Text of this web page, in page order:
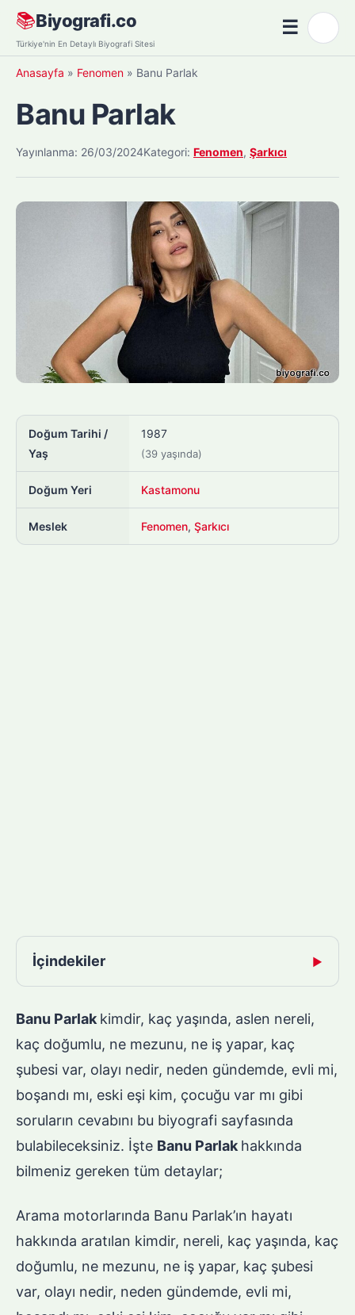
Skip
content
📚Biyografi.co
Türkiye'nin En Detaylı Biyografi Sitesi
☰Menü
Anasayfa » Fenomen » Banu Parlak
Banu Parlak
Yayınlanma: 26/03/2024Kategori: Fenomen, Şarkıcı
Doğum Tarihi /
Yaş
1987
(39 yaşında)
Doğum Yeri Kastamonu
Meslek Fenomen, Şarkıcı
İçindekiler ▶
Banu Parlakkimdir, kaç yaşında, aslen nereli,
kaç doğumlu, ne mezunu, ne iş yapar, kaç
şubesi var, olayı nedir, neden gündemde, evli mi,
boşandı mı, eski eşi kim, çocuğu var mı gibi
soruların cevabını bu biyografi sayfasında
bulabileceksiniz. İşte Banu Parlakhakkında
bilmeniz gereken tüm detaylar;
Arama motorlarında Banu Parlak’ın hayatı
hakkında aratılan kimdir, nereli, kaç yaşında, kaç
doğumlu, ne mezunu, ne iş yapar, kaç şubesi
var, olayı nedir, neden gündemde, evli mi,